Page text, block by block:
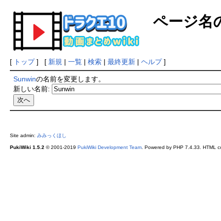
ページ名
[ トップ] [ 新規 | 一覧| 検索| 最終更新| ヘルプ]
Sunwinの名前を変更します。
新しい名前:
Site admin: みみっくほし
PukiWiki 1.5.2 © 2001-2019 PukiWiki Development Team. Powered by PHP 7.4.33. HTML